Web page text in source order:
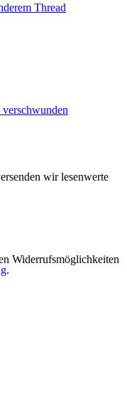
Thread
wir lesenwerte
Widerrufsmöglichkeiten
.